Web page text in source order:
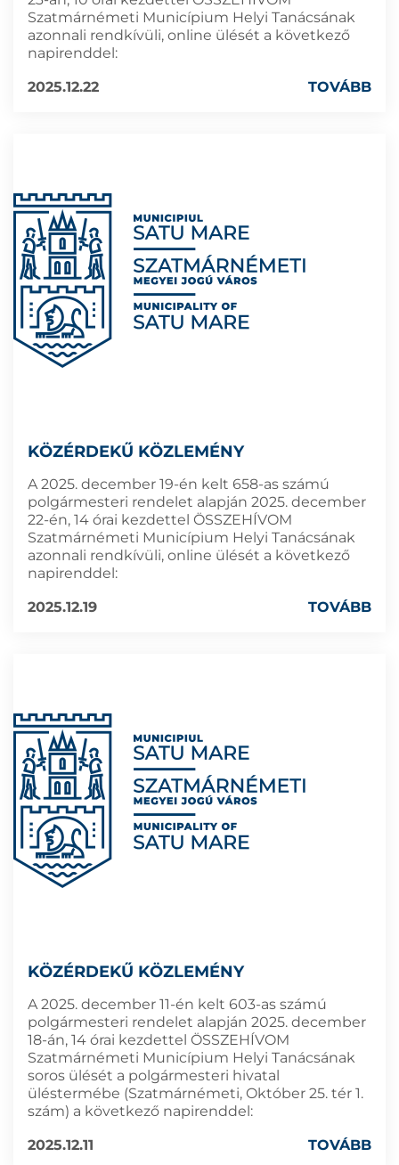
Szatmárnémeti Municípium Helyi Tanácsának
azonnali rendkívüli, online ülését a következő
napirenddel:
2025.12.22
TOVÁBB
KÖZÉRDEKŰ KÖZLEMÉNY
A 2025. december 19-én kelt 658-as számú
polgármesteri rendelet alapján 2025. december
22-én, 14 órai kezdettel ÖSSZEHÍVOM
Szatmárnémeti Municípium Helyi Tanácsának
azonnali rendkívüli, online ülését a következő
napirenddel:
2025.12.19
TOVÁBB
KÖZÉRDEKŰ KÖZLEMÉNY
A 2025. december 11-én kelt 603-as számú
polgármesteri rendelet alapján 2025. december
18-án, 14 órai kezdettel ÖSSZEHÍVOM
Szatmárnémeti Municípium Helyi Tanácsának
soros ülését a polgármesteri hivatal
üléstermébe (Szatmárnémeti, Október 25. tér 1.
szám) a következő napirenddel:
2025.12.11
TOVÁBB